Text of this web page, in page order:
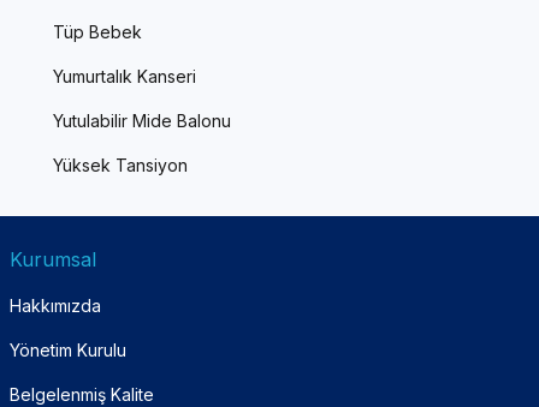
Tüp Bebek
Yumurtalık Kanseri
Yutulabilir Mide Balonu
Yüksek Tansiyon
Kurumsal
Hakkımızda
Yönetim Kurulu
Belgelenmiş Kalite